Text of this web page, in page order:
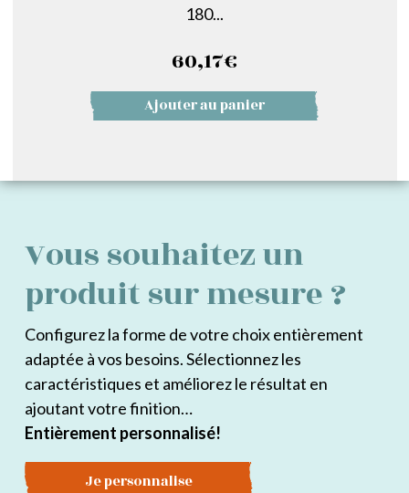
180...
60,17€
Ajouter au panier
Vous souhaitez un
produit sur mesure ?
Configurez la forme de votre choix entièrement
adaptée à vos besoins. Sélectionnez les
caractéristiques et améliorez le résultat en
ajoutant votre finition…
Entièrement personnalisé!
Je personnalise